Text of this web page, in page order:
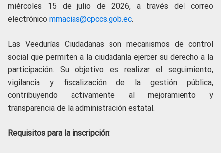
miércoles 15 de julio de 2026, a través del correo
electrónico mmacias@cpccs.gob.ec.
Las Veedurías Ciudadanas son mecanismos de control
social que permiten a la ciudadanía ejercer su derecho a la
participación. Su objetivo es realizar el seguimiento,
vigilancia y fiscalización de la gestión pública,
contribuyendo activamente al mejoramiento y
transparencia de la administración estatal.
Requisitos para la inscripción: